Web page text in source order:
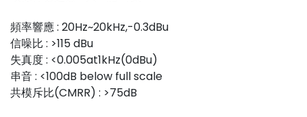
頻率響應 : 20Hz~20kHz,-0.3dBu
信噪比 : >115 dBu
失真度 : <0.005at1kHz(0dBu)
串音 : <100dB below full scale
共模斥比(CMRR) : >75dB